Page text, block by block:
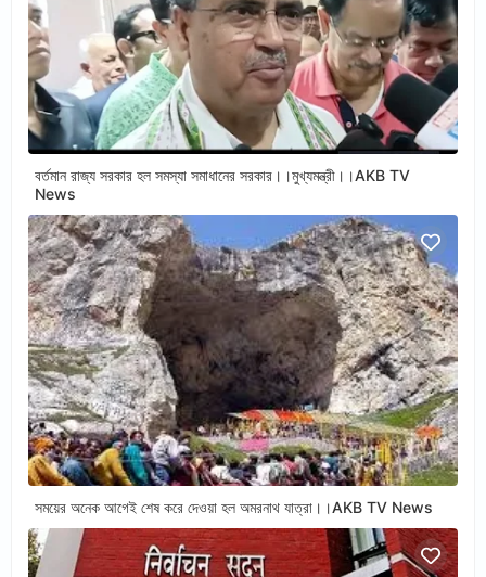
বর্তমান রাজ্য সরকার হল সমস্যা সমাধানের সরকার।।মুখ্যমন্ত্রী।।AKB TV
News
সময়ের অনেক আগেই শেষ করে দেওয়া হল অমরনাথ যাত্রা।।AKB TV News